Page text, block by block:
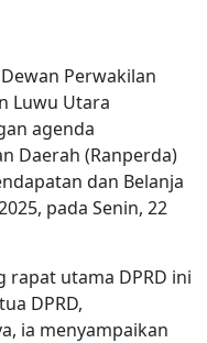
Dewan Perwakilan
Luwu Utara
agenda
Daerah (Ranperda)
dan Belanja
pada Senin, 22
rapat utama DPRD ini
DPRD,
ia menyampaikan